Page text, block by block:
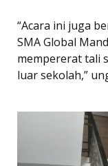
“Acara ini juga
SMA Global
mempererat tali
luar sekolah,”